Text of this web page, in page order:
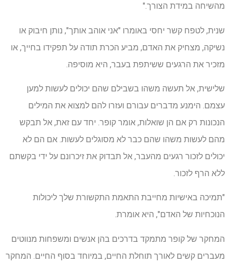
מהשיחה במידת הצורך."
שנית, לטפח קשר יחסי באומרו "אני אוהב אותך", נותן חיבוק או
נשיקה, מצחיק את האדם, מביע הכרת תודה על תפקידו בחייך, או
מזכיר את הרגעים ששיתפת בעבר, היא מוסיפה.
שלישית, אל תעשה משהו בשבילם שהם יכולים לעשות למען
עצמם. הימנע מדברים עבורם ועזרו להם למצוא את המילים
הנכונות רק אם הן שואלות, אומר קופר. יחד עם זאת, אל תבקש
מהם לעשות משהו שהם כבר לא מסוגלים לעשות. אם הם לא
יכולים לזכור רגעים מהעבר, אל תבדוק את זיכרונם על ידי בקשתם
ללא הרף לזכור.
"תמיכה באישיות מחייבת התאמת התקשורת שלך ליכולות
הנוכחיות של האדם", היא אומרת.
המחקר של קופר מתמקד בדרכים בהן אנשים ומשפחות מנווטים
מעברים קשים לאורך תוחלת החיים, במיוחד בסוף החיים. המחקר